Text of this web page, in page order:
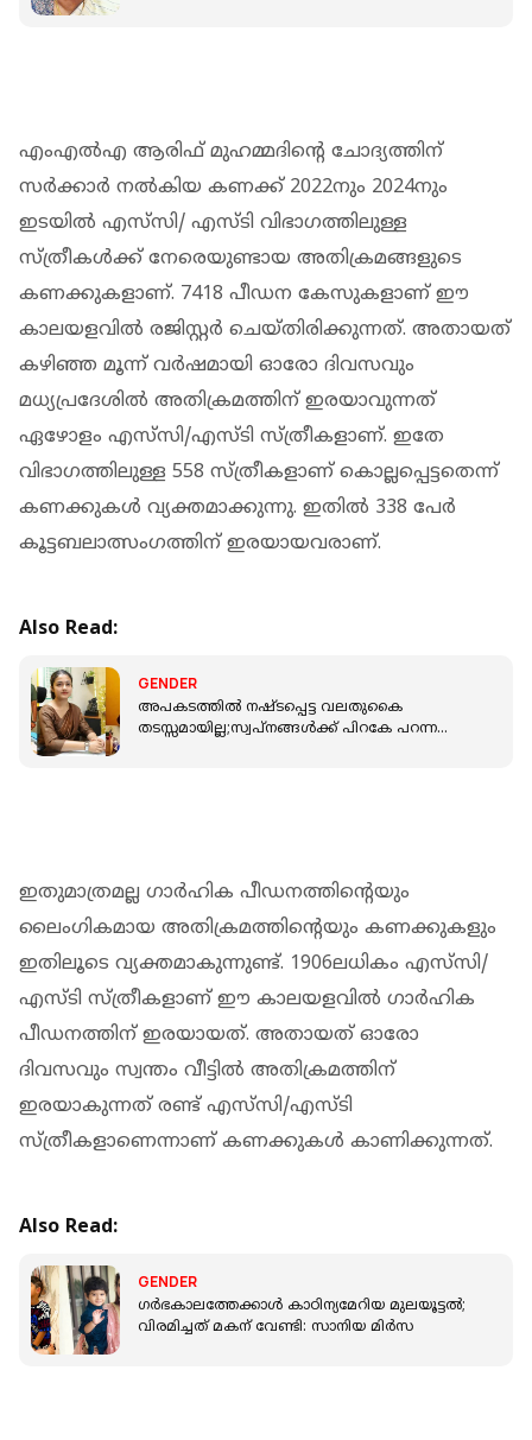
എംഎല്‍എ ആരിഫ് മുഹമ്മദിന്റെ ചോദ്യത്തിന്
സര്‍ക്കാര്‍ നല്‍കിയ കണക്ക് 2022നും 2024നും
ഇടയില്‍ എസ്‌സി/ എസ്ടി വിഭാഗത്തിലുള്ള
സ്ത്രീകള്‍ക്ക് നേരെയുണ്ടായ അതിക്രമങ്ങളുടെ
കണക്കുകളാണ്. 7418 പീഡന കേസുകളാണ് ഈ
കാലയളവില്‍ രജിസ്റ്റര്‍ ചെയ്തിരിക്കുന്നത്. അതായത്
കഴിഞ്ഞ മൂന്ന് വര്‍ഷമായി ഓരോ ദിവസവും
മധ്യപ്രദേശില്‍ അതിക്രമത്തിന് ഇരയാവുന്നത്
ഏഴോളം എസ്‌സി/എസ്ടി സ്ത്രീകളാണ്. ഇതേ
വിഭാഗത്തിലുള്ള 558 സ്ത്രീകളാണ് കൊല്ലപ്പെട്ടതെന്ന്
കണക്കുകള്‍ വ്യക്തമാക്കുന്നു. ഇതില്‍ 338 പേര്‍
കൂട്ടബലാത്സംഗത്തിന് ഇരയായവരാണ്.
Also Read:
GENDER
അപകടത്തില്‍ നഷ്ടപ്പെട്ട വലതുകൈ
തടസ്സമായില്ല;സ്വപ്നങ്ങള്‍ക്ക് പിറകേ പറന്ന
ഇതുമാത്രമല്ല ഗാര്‍ഹിക പീഡനത്തിന്റെയും
ലൈംഗികമായ അതിക്രമത്തിന്റെയും കണക്കുകളും
ഇതിലൂടെ വ്യക്തമാകുന്നുണ്ട്. 1906ലധികം എസ്‌സി/
എസ്ടി സ്ത്രീകളാണ് ഈ കാലയളവില്‍ ഗാര്‍ഹിക
പീഡനത്തിന് ഇരയായത്. അതായത് ഓരോ
ദിവസവും സ്വന്തം വീട്ടില്‍ അതിക്രമത്തിന്
ഇരയാകുന്നത് രണ്ട് എസ്‌സി/എസ്ടി
സ്ത്രീകളാണെന്നാണ് കണക്കുകള്‍ കാണിക്കുന്നത്.
Also Read:
GENDER
ഗര്‍ഭകാലത്തേക്കാള്‍ കാഠിന്യമേറിയ മുലയൂട്ടല്‍;
വിരമിച്ചത് മകന് വേണ്ടി: സാനിയ മിര്‍സ